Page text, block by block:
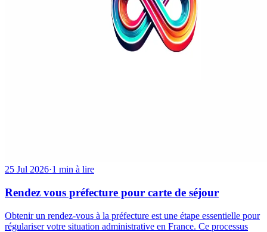
25 Jul 2026·1 min à lire
Rendez vous préfecture pour carte de séjour
Obtenir un rendez-vous à la préfecture est une étape essentielle pour
régulariser votre situation administrative en France. Ce processus